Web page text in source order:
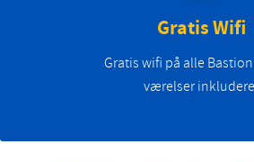
Gratis Wifi
Gratis wifi på alle
værelser